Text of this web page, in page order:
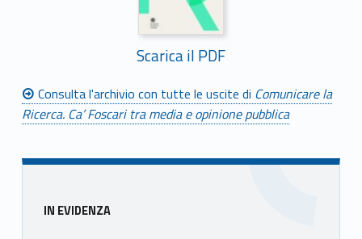
Scarica il PDF
Consulta l'archivio con tutte le uscite di Comunicare la
Ricerca. Ca’ Foscari tra media e opinione pubblica
Skip back to main navigation
Sidebar
IN EVIDENZA